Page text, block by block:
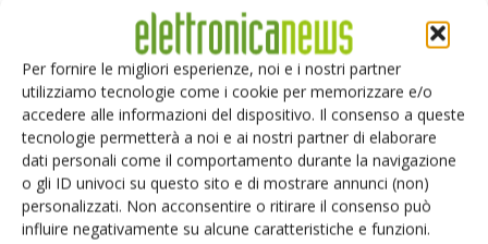
Per fornire le migliori esperienze, noi e i nostri partner
utilizziamo tecnologie come i cookie per memorizzare e/o
accedere alle informazioni del dispositivo. Il consenso a queste
tecnologie permetterà a noi e ai nostri partner di elaborare
dati personali come il comportamento durante la navigazione
o gli ID univoci su questo sito e di mostrare annunci (non)
personalizzati. Non acconsentire o ritirare il consenso può
influire negativamente su alcune caratteristiche e funzioni.
Gli Intense Pc per l’esoscheletro Robo-Mate
Embedded World - 8 Giugno 2017
Selezione di elettronica